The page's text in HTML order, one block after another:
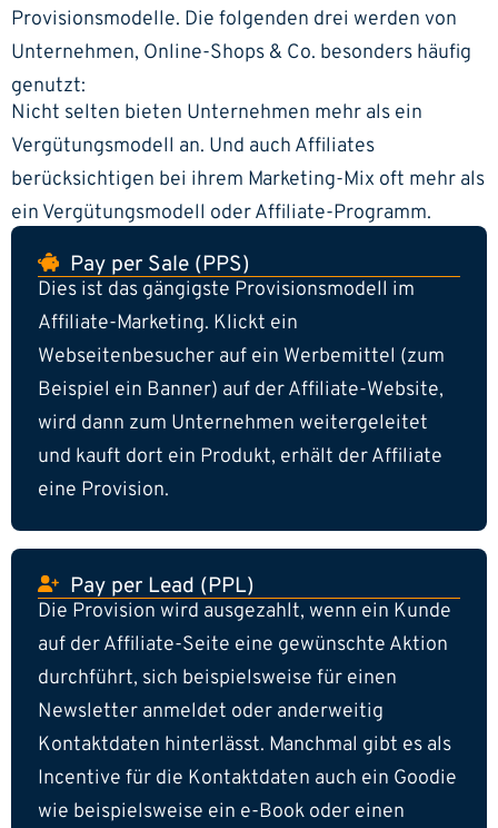
Provisionsmodelle. Die folgenden drei werden von
Unternehmen, Online-Shops & Co. besonders häufig
genutzt:
Nicht selten bieten Unternehmen mehr als ein
Vergütungsmodell an. Und auch Affiliates
berücksichtigen bei ihrem Marketing-Mix oft mehr als
ein Vergütungsmodell oder Affiliate-Programm.
Pay per Sale (PPS)
Dies ist das gängigste Provisionsmodell im
Affiliate-Marketing. Klickt ein
Webseitenbesucher auf ein Werbemittel (zum
Beispiel ein Banner) auf der Affiliate-Website,
wird dann zum Unternehmen weitergeleitet
und kauft dort ein Produkt, erhält der Affiliate
eine Provision.
Pay per Lead (PPL)
Die Provision wird ausgezahlt, wenn ein Kunde
auf der Affiliate-Seite eine gewünschte Aktion
durchführt, sich beispielsweise für einen
Newsletter anmeldet oder anderweitig
Kontaktdaten hinterlässt. Manchmal gibt es als
Incentive für die Kontaktdaten auch ein Goodie
wie beispielsweise ein e-Book oder einen